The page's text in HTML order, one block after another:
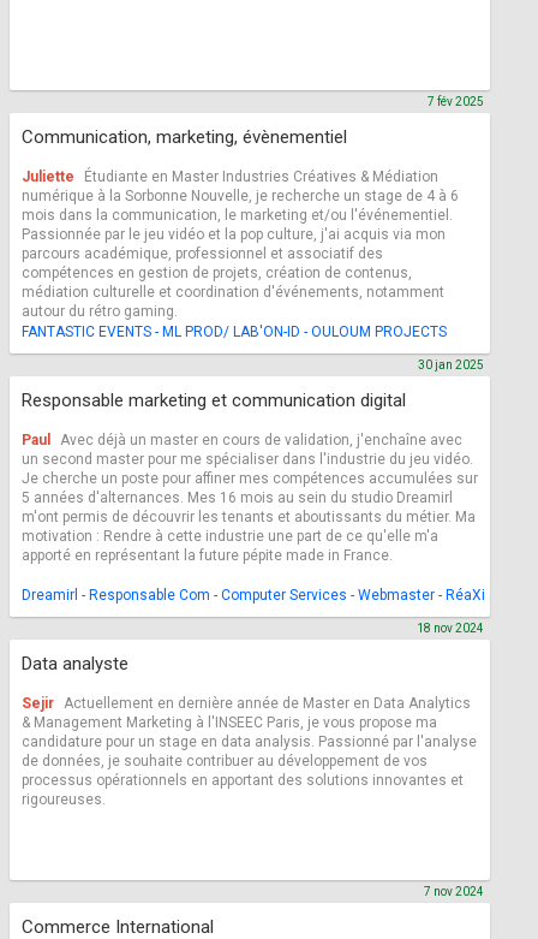
Communication, marketing, évènementiel
7 fév 2025
Juliette
Étudiante en Master Industries Créatives & Médiation
numérique à la Sorbonne Nouvelle, je recherche un stage de 4 à 6
mois dans la communication, le marketing et/ou l'événementiel.
Passionnée par le jeu vidéo et la pop culture, j'ai acquis via mon
parcours académique, professionnel et associatif des
compétences en gestion de projets, création de contenus,
médiation culturelle et coordination d'événements, notamment
autour du rétro gaming.
FANTASTIC EVENTS - ML PROD/ LAB'ON-ID - OULOUM PROJECTS
Responsable marketing et communication digital
30 jan 2025
Paul
Avec déjà un master en cours de validation, j'enchaîne avec
un second master pour me spécialiser dans l'industrie du jeu vidéo.
Je cherche un poste pour affiner mes compétences accumulées sur
5 années d'alternances. Mes 16 mois au sein du studio Dreamirl
m'ont permis de découvrir les tenants et aboutissants du métier. Ma
motivation : Rendre à cette industrie une part de ce qu'elle m'a
apporté en représentant la future pépite made in France.
Dreamirl - Responsable Com - Computer Services - Webmaster - RéaXion -
Data analyste
18 nov 2024
Sejir Actuellement en dernière année de Master en Data Analytics
& Management Marketing à l'INSEEC Paris, je vous propose ma
candidature pour un stage en data analysis. Passionné par l'analyse
de données, je souhaite contribuer au développement de vos
processus opérationnels en apportant des solutions innovantes et
rigoureuses.
Commerce International
7 nov 2024